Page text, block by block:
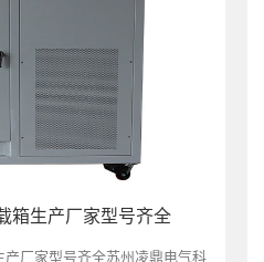
箱生产厂家型号齐全
厂家型号齐全苏州凌鼎电气科